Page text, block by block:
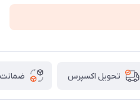
تحویل اکسپرس ضمانت